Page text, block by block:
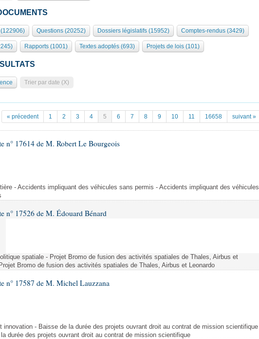
Questions (20252) Dossiers législatifs (15952) Comptes-rendus (3429)
Rapports (1001) Textes adoptés (693) Projets de lois (101)
Trier par date (X)
« précedent 1 2 3 4 5 6 7 8 9 10 11 16658 suivant »
n° 17614 de M. Robert Le Bourgeois
- Accidents impliquant des véhicules sans permis - Accidents impliquant des véhicules
n° 17526 de M. Édouard Bénard
spatiale - Projet Bromo de fusion des activités spatiales de Thales, Airbus et
Bromo de fusion des activités spatiales de Thales, Airbus et Leonardo
n° 17587 de M. Michel Lauzzana
innovation - Baisse de la durée des projets ouvrant droit au contrat de mission scientifique
durée des projets ouvrant droit au contrat de mission scientifique